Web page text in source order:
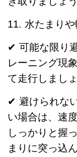
11. 水たまり
✔ 可能な限り
レーニング現
て走行しましょ
✔ 避けられな
い場合は、速
しっかりと握
まりに突っ込